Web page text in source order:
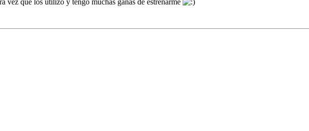
vez que los utilizo y tengo muchas ganas de estrenarme